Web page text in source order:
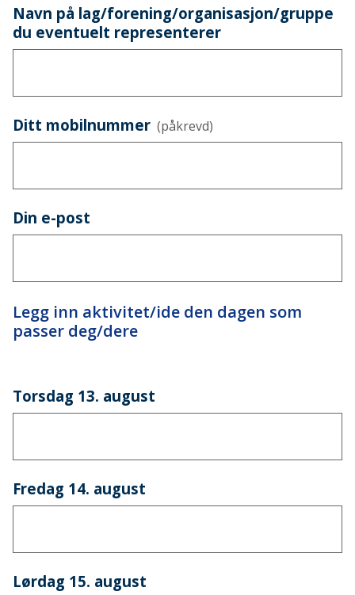
Navn på lag/forening/organisasjon/gruppe
du eventuelt representerer
Ditt mobilnummer (påkrevd)
Din e-post
Legg inn aktivitet/ide den dagen som
passer deg/dere
Torsdag 13. august
Fredag 14. august
Lørdag 15. august